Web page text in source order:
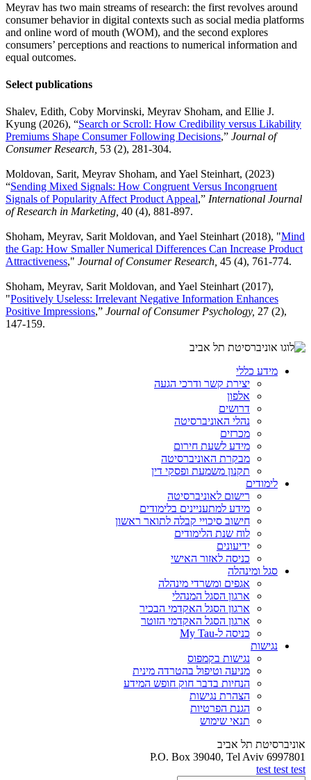
Meyrav has two main streams of research: the first revolves around
consumer behavior in digital contexts such as social media platforms
and online word of mouth (WOM), and the second explores
consumers’ perceptions and reactions to numerical information and
equal outcomes.
Select publications
Shalev, Edith, Coby Morvinski, Meyrav Shoham, and Ellie J.
Kyung (2026), “Search or Scroll: How Credibility versus Likability
Premiums Shape Consumer Following Decisions,” Journal of
Consumer Research, 53 (2), 281-304.
Moldovan, Sarit, Meyrav Shoham, and Yael Steinhart, (2023)
“Sending Mixed Signals: How Congruent Versus Incongruent
Signals of Popularity Affect Product Appeal,” International Journal
of Research in Marketing, 40 (4), 881-897.
Shoham, Meyrav, Sarit Moldovan, and Yael Steinhart (2018), "Mind
the Gap: How Smaller Numerical Differences Can Increase Product
Attractiveness," Journal of Consumer Research, 45 (4), 761-774.
Shoham, Meyrav, Sarit Moldovan, and Yael Steinhart (2017),
"Positively Useless: Irrelevant Negative Information Enhances
Positive Impressions,” Journal of Consumer Psychology, 27 (2),
147-159.
מידע כללי
יצירת קשר ודרכי הגעה
אלפון
דרושים
נהלי האוניברסיטה
מכרזים
מידע לשעת חירום
מבקרת האוניברסיטה
תקנון משמעת ופסקי דין
לימודים
רישום לאוניברסיטה
מידע למתעניינים בלימודים
חישוב סיכויי קבלה לתואר ראשון
לוח שנת הלימודים
ידיעונים
כניסה לאזור האישי
סגל ומינהלה
אגפים ומשרדי מינהלה
ארגון הסגל המנהלי
ארגון הסגל האקדמי הבכיר
ארגון הסגל האקדמי הזוטר
כניסה ל-My Tau
נגישות
נגישות בקמפוס
מניעה וטיפול בהטרדה מינית
הנחיות בדבר חוק חופש המידע
הצהרת נגישות
הגנת הפרטיות
תנאי שימוש
אוניברסיטת תל אביב
P.O. Box 39040, Tel Aviv 6997801
test test test